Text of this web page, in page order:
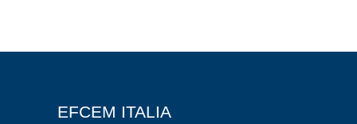
EFCEM ITALIA